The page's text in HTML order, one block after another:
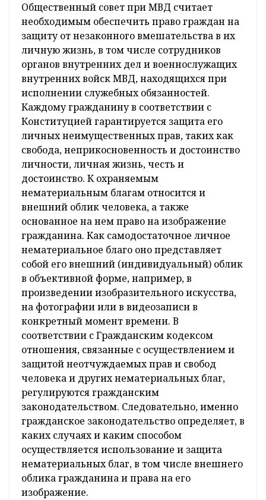
Общественный совет при МВД считает
необходимым обеспечить право граждан на
защиту от незаконного вмешательства в их
личную жизнь, в том числе сотрудников
органов внутренних дел и военнослужащих
внутренних войск МВД, находящихся при
исполнении служебных обязанностей.
Каждому гражданину в соответствии с
Конституцией гарантируется защита его
личных неимущественных прав, таких как
свобода, неприкосновенность и достоинство
личности, личная жизнь, честь и
достоинство. К охраняемым
нематериальным благам относится и
внешний облик человека, а также
основанное на нем право на изображение
гражданина. Как самодостаточное личное
нематериальное благо оно представляет
собой его внешний (индивидуальный) облик
в объективной форме, например, в
произведении изобразительного искусства,
на фотографии или в видеозаписи в
конкретный момент времени. В
соответствии с Гражданским кодексом
отношения, связанные с осуществлением и
защитой неотчуждаемых прав и свобод
человека и других нематериальных благ,
регулируются гражданским
законодательством. Следовательно, именно
гражданское законодательство определяет, в
каких случаях и каким способом
осуществляется использование и защита
нематериальных благ, в том числе внешнего
облика гражданина и права на его
изображение.